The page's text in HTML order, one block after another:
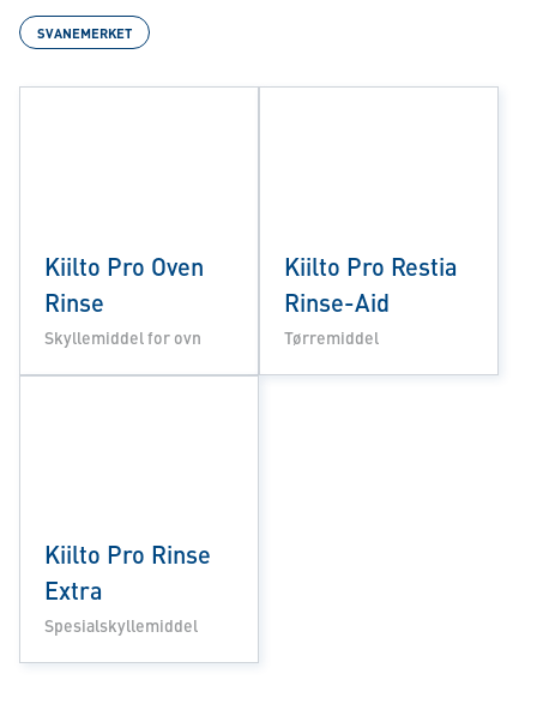
SVANEMERKET
Kiilto Pro Oven
Rinse
Skyllemiddel for ovn
Kiilto Pro Restia
Rinse-Aid
Tørremiddel
Kiilto Pro Rinse
Extra
Spesialskyllemiddel